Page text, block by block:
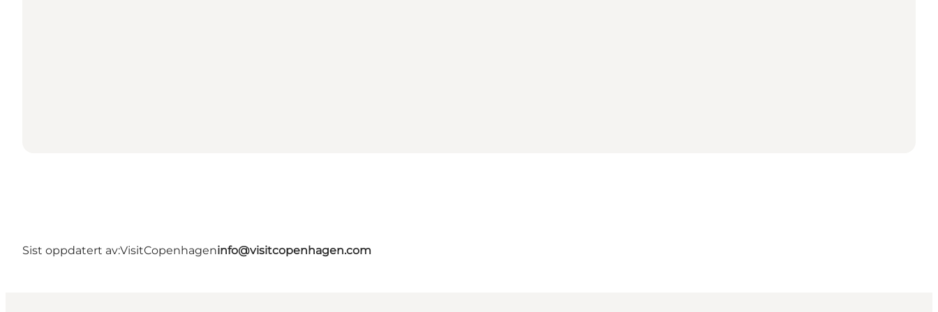
Sist oppdatert av:VisitCopenhageninfo@visitcopenhagen.com